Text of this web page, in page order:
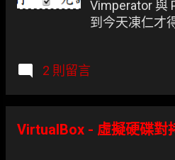
Vimperator 與
到今天凍仁才
2 則留言
VirtualBox - 虛擬硬碟對